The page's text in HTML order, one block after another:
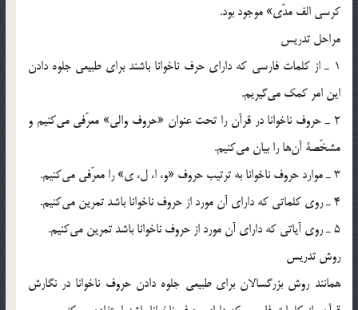
كرسي الف مدّي» موجود بود.
مراحل تدريس
1 ـ از كلمات فارسي كه داراي حرف ناخوانا باشند براي طبيعي جلوه دادن
اين امر كمك مي‌گيريم.
2 ـ حروف ناخوانا در قرآن را تحت عنوان «حروف والي» معرّفي مي‌كنيم و
مشخّصة آن‌ها را بيان مي‌كنيم.
3 ـ موارد حروف ناخوانا به ترتيب حروف «و، ا، ل، ي» را معرّفي مي‌كنيم.
4 ـ روي كلماتي كه داراي آن مورد از حروف ناخوانا باشد تمرين مي‌كنيم.
5 ـ روي آياتي كه داراي آن مورد از حروف ناخوانا باشد تمرين مي‌كنيم.
روش تدريس
همانند روش بزرگسالان براي طبيعي جلوه دادن حروف ناخوانا در نگارش